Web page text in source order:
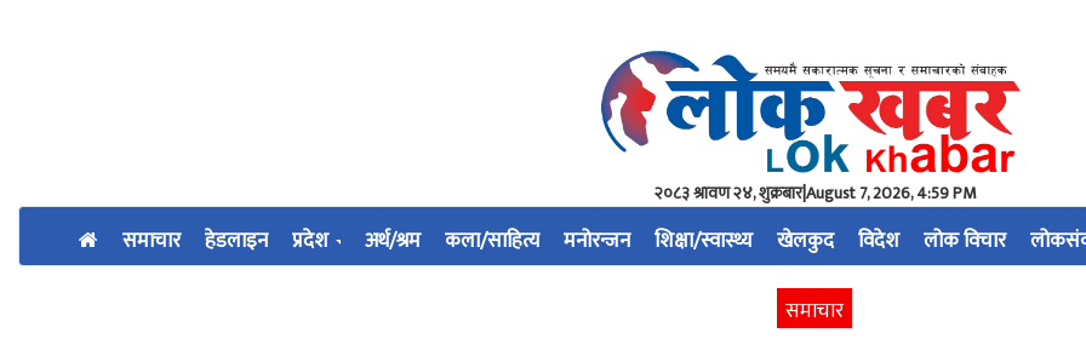
२०८३ श्रावण २४, शुक्रबार|August 7, 2026, 4:59 PM
समाचार हेडलाइन प्रदेश अर्थ/श्रम कला/साहित्य मनोरन्जन शिक्षा/स्वास्थ्य खेलकुद विदेश लोक विचार
समाचार